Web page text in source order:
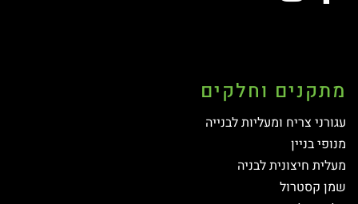
מתקנים וחלקים
עגורני צריח ומעליות לבנייה
מנופי בניין
מעלית חיצונית לבניה
שמן קסטרול